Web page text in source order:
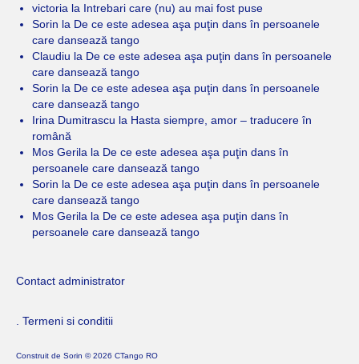
victoria la Intrebari care (nu) au mai fost puse
Sorin la De ce este adesea aşa puţin dans în persoanele
care dansează tango
Claudiu la De ce este adesea aşa puţin dans în persoanele
care dansează tango
Sorin la De ce este adesea aşa puţin dans în persoanele
care dansează tango
Irina Dumitrascu la Hasta siempre, amor – traducere în
română
Mos Gerila la De ce este adesea aşa puţin dans în
persoanele care dansează tango
Sorin la De ce este adesea aşa puţin dans în persoanele
care dansează tango
Mos Gerila la De ce este adesea aşa puţin dans în
persoanele care dansează tango
Contact administrator
. Termeni si conditii
Construit de Sorin © 2026 CTango RO